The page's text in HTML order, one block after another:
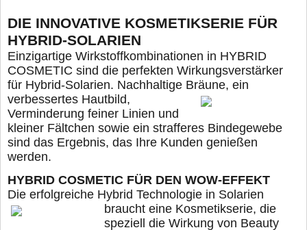
DIE INNOVATIVE KOSMETIKSERIE FÜR
HYBRID-SOLARIEN
Einzigartige Wirkstoffkombinationen in HYBRID
COSMETIC sind die perfekten Wirkungsverstärker
für Hybrid-Solarien. Nachhaltige Bräune, ein
verbessertes Hautbild,
Verminderung feiner Linien und
kleiner Fältchen sowie ein strafferes Bindegewebe
sind das Ergebnis, das Ihre Kunden genießen
werden.
HYBRID COSMETIC FÜR DEN WOW-EFFEKT
Die erfolgreiche Hybrid Technologie in Solarien
braucht eine Kosmetikserie, die
speziell die Wirkung von Beauty